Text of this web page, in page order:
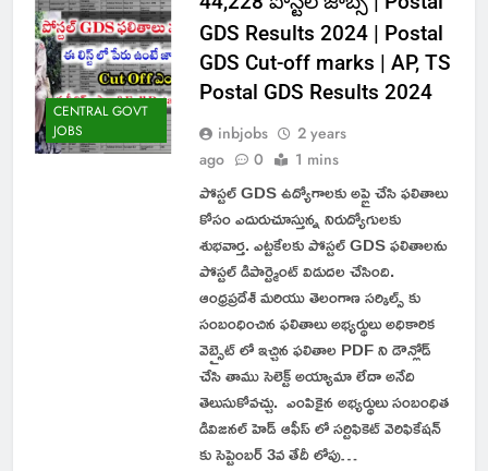
CENTRAL GOVT
JOBS
GDS Results 2024 | Postal
GDS Cut-off marks | AP, TS
Postal GDS Results 2024
inbjobs
2 years
ago
0 1 mins
పోస్టల్ GDS ఉద్యోగాలకు అప్లై చేసి ఫలితాలు
కోసం ఎదురుచూస్తున్న నిరుద్యోగులకు
శుభవార్త. ఎట్టకేలకు పోస్టల్ GDS ఫలితాలను
పోస్టల్ డిపార్ట్మెంట్ విడుదల చేసింది.
ఆంధ్రప్రదేశ్ మరియు తెలంగాణ సర్కిల్స్ కు
సంబంధించిన ఫలితాలు అభ్యర్థులు అధికారిక
వెబ్సైట్ లో ఇచ్చిన ఫలితాల PDF ని డౌన్లోడ్
చేసి తాము సెలెక్ట్ అయ్యామా లేదా అనేది
తెలుసుకోవచ్చు. ఎంపికైన అభ్యర్థులు సంబంధిత
డివిజనల్ హెడ్ ఆఫీస్ లో సర్టిఫికెట్ వెరిఫికేషన్
కు సెప్టెంబర్ 3వ తేదీ లోపు…